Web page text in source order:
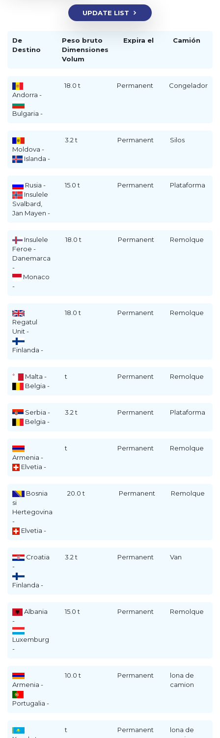
UPDATE LIST
De
Destino
Peso bruto
Dimensiones
Volum
Expira el Camión
Andorra -
Bulgaria -
18.0 t Permanent Congelador
Moldova -
Islanda -
3.2 t Permanent Silos
Rusia -
Insulele
Svalbard,
Jan Mayen -
15.0 t Permanent Plataforma
Insulele
Feroe -
Danemarca
-
Monaco
-
18.0 t Permanent Remolque
Regatul
Unit -
Finlanda -
18.0 t Permanent Remolque
Malta -
Belgia -
t Permanent Remolque
Serbia -
Belgia -
3.2 t Permanent Plataforma
Armenia -
Elvetia -
t Permanent Remolque
Bosnia
si
Hertegovina
-
Elvetia -
20.0 t Permanent Remolque
Croatia
-
Finlanda -
3.2 t Permanent Van
Albania
-
Luxemburg
-
15.0 t Permanent Remolque
Armenia -
Portugalia -
10.0 t Permanent
lona de
camion
t Permanent
lona de